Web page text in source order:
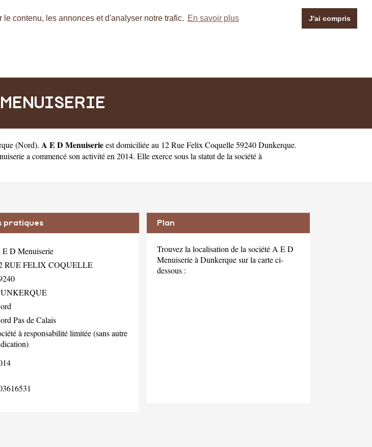
contenu, les annonces et d'analyser notre trafic. En savoir plus J'ai compris
(Nord). A E D Menuiserieest domiciliée au 12 Rue Felix Coquelle 59240 Dunkerque.
a commencé son activité en 2014. Elle exerce sous la statut de la société à
pratiques
E D Menuiserie
RUE FELIX COQUELLE
Pas de Calais
à responsabilité limitée (sans autre
Plan
Trouvez la localisation de la société A E D
Menuiserie à Dunkerque sur la carte ci-
dessous :